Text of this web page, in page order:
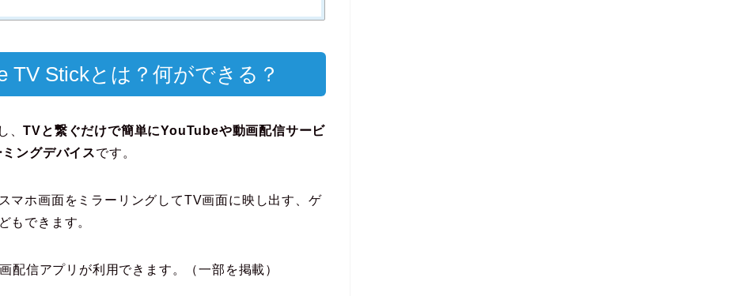
TV Stickとは？何ができる？
、TVと繋ぐだけで簡単にYouTubeや動画配信サービ
ングデバイスです。
マホ画面をミラーリングしてTV画面に映し出す、ゲ
もできます。
信アプリが利用できます。（一部を掲載）